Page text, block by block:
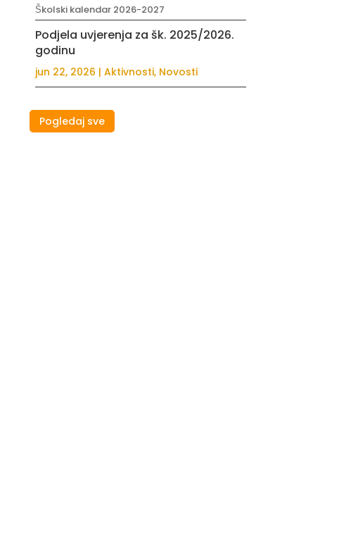
Školski kalendar 2026-2027
Podjela uvjerenja za šk. 2025/2026.
godinu
jun 22, 2026 | Aktivnosti, Novosti
Pogledaj sve